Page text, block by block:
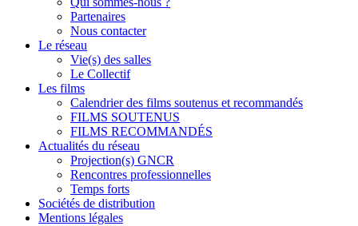
Partenaires
Nous contacter
Le réseau
Vie(s) des salles
Le Collectif
Les films
Calendrier des films soutenus et recommandés
FILMS SOUTENUS
FILMS RECOMMANDÉS
Actualités du réseau
Projection(s) GNCR
Rencontres professionnelles
Temps forts
Sociétés de distribution
Mentions légales